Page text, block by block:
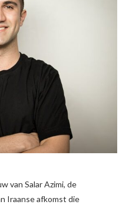
van Salar Azimi, de
Iraanse afkomst die